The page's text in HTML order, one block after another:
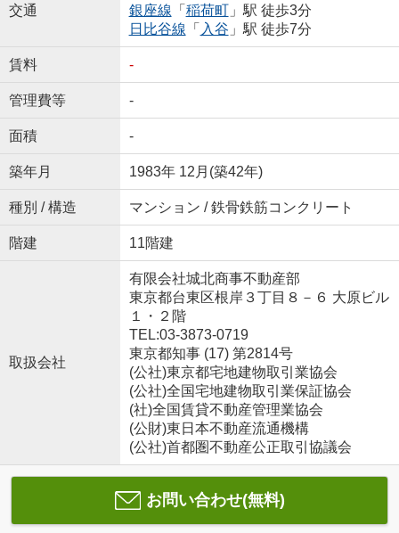
交通
銀座線 「 稲荷町」駅 徒歩3分
日比谷線 「 入谷 」駅 徒歩7分
賃料 -
管理費等 -
面積 -
築年月 1983年 12月(築42年)
種別 / 構造 マンション / 鉄骨鉄筋コンクリート
階建 11階建
取扱会社
有限会社城北商事不動産部
東京都台東区根岸３丁目８－６ 大原ビル
１・２階
TEL:03-3873-0719
東京都知事 (17) 第2814号
(公社)東京都宅地建物取引業協会
(公社)全国宅地建物取引業保証協会
(社)全国賃貸不動産管理業協会
(公財)東日本不動産流通機構
(公社)首都圏不動産公正取引協議会
お問い合わせ(無料)